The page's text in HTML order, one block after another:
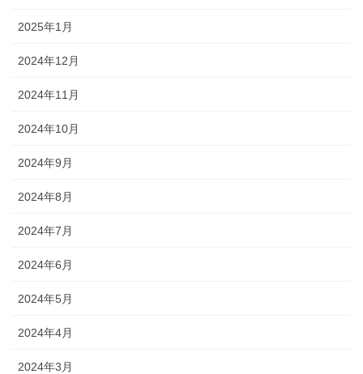
2025年1月
2024年12月
2024年11月
2024年10月
2024年9月
2024年8月
2024年7月
2024年6月
2024年5月
2024年4月
2024年3月